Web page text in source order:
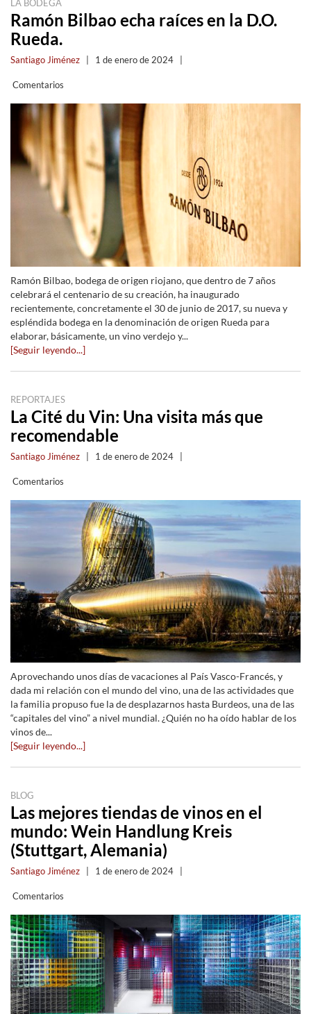
LA BODEGA
Ramón Bilbao echa raíces en la D.O.
Rueda.
Santiago Jiménez 1 de enero de 2024
Comentarios
Ramón Bilbao, bodega de origen riojano, que dentro de 7 años
celebrará el centenario de su creación, ha inaugurado
recientemente, concretamente el 30 de junio de 2017, su nueva y
espléndida bodega en la denominación de origen Rueda para
elaborar, básicamente, un vino verdejo y...
[Seguir leyendo...]
REPORTAJES
La Cité du Vin: Una visita más que
recomendable
Santiago Jiménez 1 de enero de 2024
Comentarios
Aprovechando unos días de vacaciones al País Vasco-Francés, y
dada mi relación con el mundo del vino, una de las actividades que
la familia propuso fue la de desplazarnos hasta Burdeos, una de las
“capitales del vino” a nivel mundial. ¿Quién no ha oído hablar de los
vinos de...
[Seguir leyendo...]
BLOG
Las mejores tiendas de vinos en el
mundo: Wein Handlung Kreis
(Stuttgart, Alemania)
Santiago Jiménez 1 de enero de 2024
Comentarios